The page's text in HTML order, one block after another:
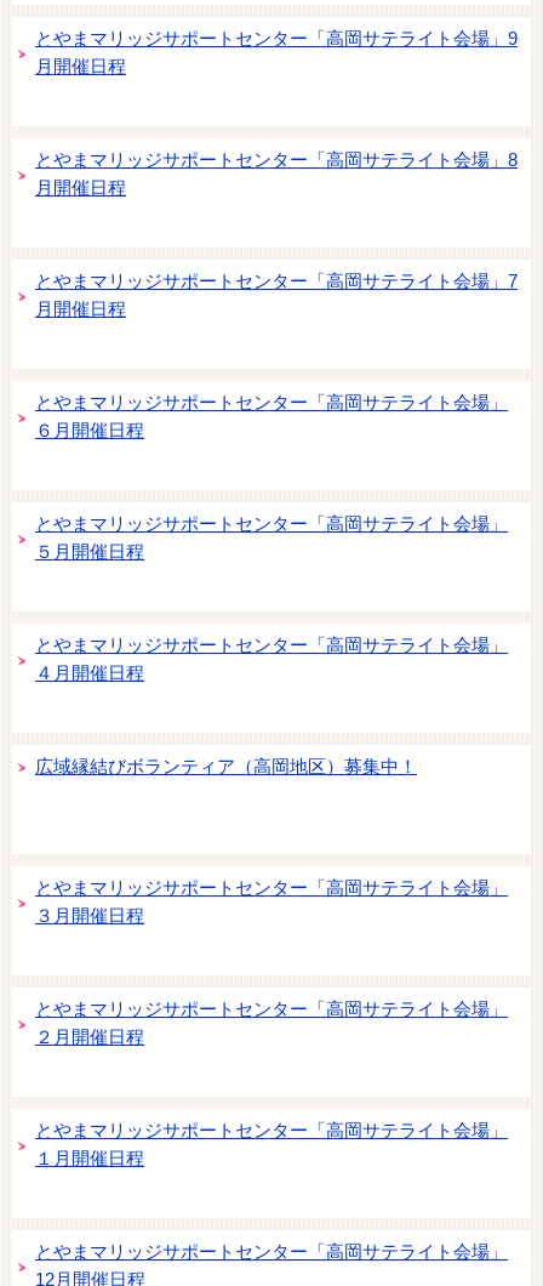
とやまマリッジサポートセンター「高岡サテライト会場」9
月開催日程
とやまマリッジサポートセンター「高岡サテライト会場」8
月開催日程
とやまマリッジサポートセンター「高岡サテライト会場」7
月開催日程
とやまマリッジサポートセンター「高岡サテライト会場」
６月開催日程
とやまマリッジサポートセンター「高岡サテライト会場」
５月開催日程
とやまマリッジサポートセンター「高岡サテライト会場」
４月開催日程
広域縁結びボランティア（高岡地区）募集中！
とやまマリッジサポートセンター「高岡サテライト会場」
３月開催日程
とやまマリッジサポートセンター「高岡サテライト会場」
２月開催日程
とやまマリッジサポートセンター「高岡サテライト会場」
１月開催日程
とやまマリッジサポートセンター「高岡サテライト会場」
12月開催日程